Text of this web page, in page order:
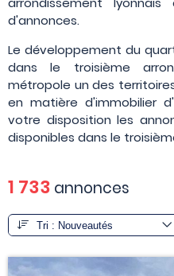
d'annonces.
Le développement du
dans le troisième
métropole un des
en matière d'immobilier
votre disposition les
disponibles dans le
1 733 annonces